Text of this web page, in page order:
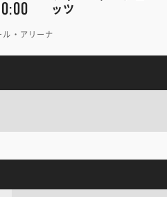
ッツ
ル・アリーナ